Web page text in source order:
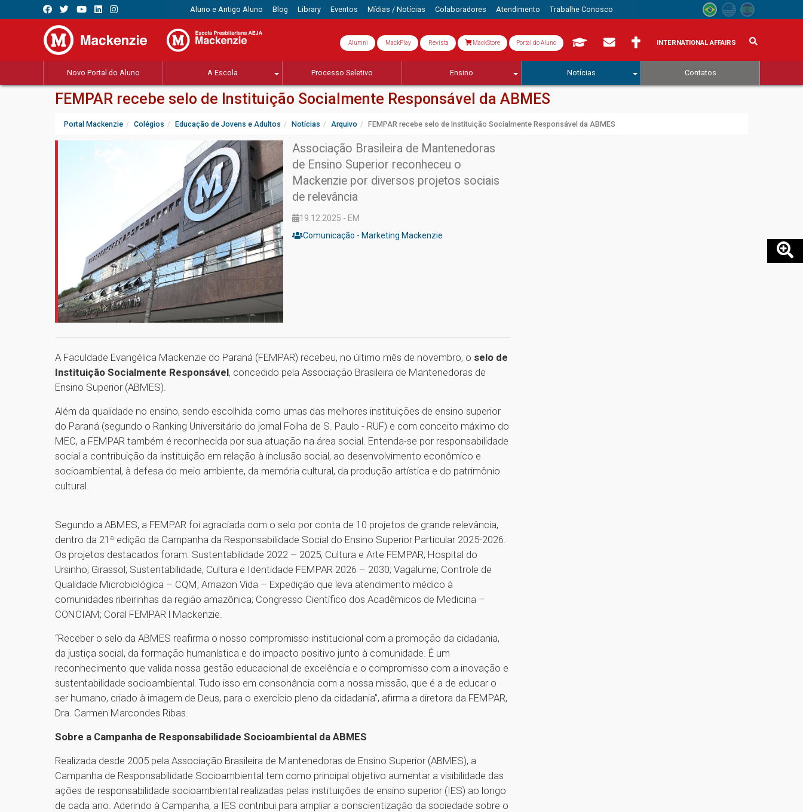
Aluno e Antigo Aluno Blog Library Eventos Mídias / Notícias Colaboradores Atendimento Trabalhe Conosco
Alumni MackPlay Revista MackStore Portal do Aluno INTERNATIONAL AFFAIRS
Novo Portal do Aluno A Escola Processo Seletivo Ensino Notícias Contatos
FEMPAR recebe selo de Instituição Socialmente Responsável da ABMES
Portal Mackenzie Colégios Educação de Jovens e Adultos Notícias Arquivo FEMPAR recebe selo de Instituição Socialmente Responsável da ABMES
Associação Brasileira de Mantenedoras
de Ensino Superior reconheceu o
Mackenzie por diversos projetos sociais
de relevância
19.12.2025 - EM
Comunicação - Marketing Mackenzie
A Faculdade Evangélica Mackenzie do Paraná (FEMPAR) recebeu, no último mês de novembro, o selo de
Instituição Socialmente Responsável, concedido pela Associação Brasileira de Mantenedoras de
Ensino Superior (ABMES).
Além da qualidade no ensino, sendo escolhida como umas das melhores instituições de ensino superior
do Paraná (segundo o Ranking Universitário do jornal Folha de S. Paulo - RUF) e com conceito máximo do
MEC, a FEMPAR também é reconhecida por sua atuação na área social. Entenda-se por responsabilidade
social a contribuição da instituição em relação à inclusão social, ao desenvolvimento econômico e
socioambiental, à defesa do meio ambiente, da memória cultural, da produção artística e do patrimônio
cultural.
Segundo a ABMES, a FEMPAR foi agraciada com o selo por conta de 10 projetos de grande relevância,
dentro da 21ª edição da Campanha da Responsabilidade Social do Ensino Superior Particular 2025-2026.
Os projetos destacados foram: Sustentabilidade 2022 – 2025; Cultura e Arte FEMPAR; Hospital do
Ursinho; Girassol; Sustentabilidade, Cultura e Identidade FEMPAR 2026 – 2030; Vagalume; Controle de
Qualidade Microbiológica – CQM; Amazon Vida – Expedição que leva atendimento médico à
comunidades ribeirinhas da região amazônica; Congresso Científico dos Acadêmicos de Medicina –
CONCIAM; Coral FEMPAR l Mackenzie.
“Receber o selo da ABMES reafirma o nosso compromisso institucional com a promoção da cidadania,
da justiça social, da formação humanística e do impacto positivo junto à comunidade. É um
reconhecimento que valida nossa gestão educacional de excelência e o compromisso com a inovação e
sustentabilidade socioambiental. Tudo isso em consonância com a nossa missão, que é a de educar o
ser humano, criado à imagem de Deus, para o exercício pleno da cidadania”, afirma a diretora da FEMPAR,
Dra. Carmen Marcondes Ribas.
Sobre a Campanha de Responsabilidade Socioambiental da ABMES
Realizada desde 2005 pela Associação Brasileira de Mantenedoras de Ensino Superior (ABMES), a
Campanha de Responsabilidade Socioambiental tem como principal objetivo aumentar a visibilidade das
ações de responsabilidade socioambiental realizadas pelas instituições de ensino superior (IES) ao longo
de cada ano. Aderindo à Campanha, a IES contribui para ampliar a conscientização da sociedade sobre o